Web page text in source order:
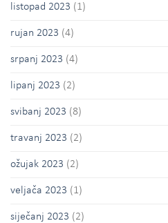
listopad 2023 (1)
rujan 2023 (4)
srpanj 2023 (4)
lipanj 2023 (2)
svibanj 2023 (8)
travanj 2023 (2)
ožujak 2023 (2)
veljača 2023 (1)
siječanj 2023 (2)